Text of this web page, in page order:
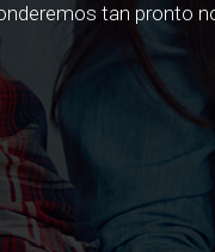
tan pronto